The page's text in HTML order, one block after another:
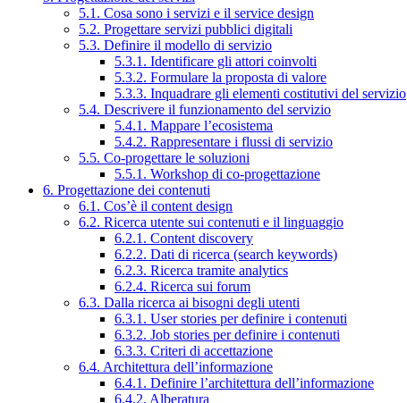
5.1. Cosa sono i servizi e il service design
5.2. Progettare servizi pubblici digitali
5.3. Definire il modello di servizio
5.3.1. Identificare gli attori coinvolti
5.3.2. Formulare la proposta di valore
5.3.3. Inquadrare gli elementi costitutivi del servizio
5.4. Descrivere il funzionamento del servizio
5.4.1. Mappare l’ecosistema
5.4.2. Rappresentare i flussi di servizio
5.5. Co-progettare le soluzioni
5.5.1. Workshop di co-progettazione
6. Progettazione dei contenuti
6.1. Cos’è il content design
6.2. Ricerca utente sui contenuti e il linguaggio
6.2.1. Content discovery
6.2.2. Dati di ricerca (search keywords)
6.2.3. Ricerca tramite analytics
6.2.4. Ricerca sui forum
6.3. Dalla ricerca ai bisogni degli utenti
6.3.1. User stories per definire i contenuti
6.3.2. Job stories per definire i contenuti
6.3.3. Criteri di accettazione
6.4. Architettura dell’informazione
6.4.1. Definire l’architettura dell’informazione
6.4.2. Alberatura